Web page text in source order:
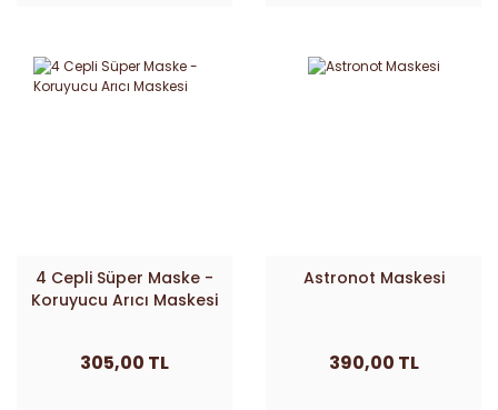
4 Cepli Süper Maske -
Koruyucu Arıcı Maskesi
305,00 TL
Astronot Maskesi
390,00 TL